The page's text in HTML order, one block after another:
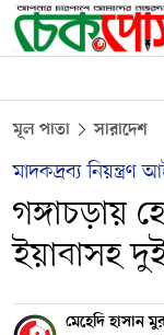
মূল পাতা সারাদেশ
মাদকদ্রব্য নিয়ন্ত্রণ
গঙ্গাচড়ায়
ইয়াবাসহ
মেহেদি হাসান